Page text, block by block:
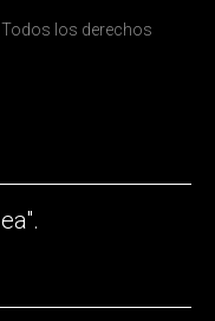
los derechos